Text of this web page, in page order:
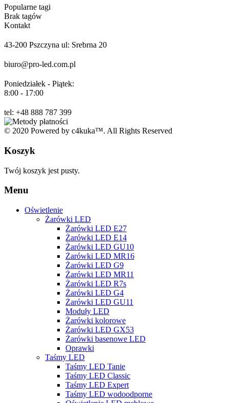
Popularne tagi
Brak tagów
Kontakt
43-200 Pszczyna ul: Srebrna 20
biuro@pro-led.com.pl
Poniedziałek - Piątek:
8:00 - 17:00
tel: +48 888 787 399
© 2020 Powered by c4kuka™. All Rights Reserved
Koszyk
Twój koszyk jest pusty.
Menu
Oświetlenie
Żarówki LED
Żarówki LED E27
Żarówki LED E14
Żarówki LED GU10
Żarówki LED MR16
Żarówki LED G9
Żarówki LED MR11
Żarówki LED R7s
Żarówki LED G4
Żarówki LED GU11
Moduły LED
Żarówki kolorowe
Żarówki LED GX53
Żarówki basenowe LED
Oprawki
Taśmy LED
Taśmy LED Tanie
Taśmy LED Classic
Taśmy LED Expert
Taśmy LED wodoodporne